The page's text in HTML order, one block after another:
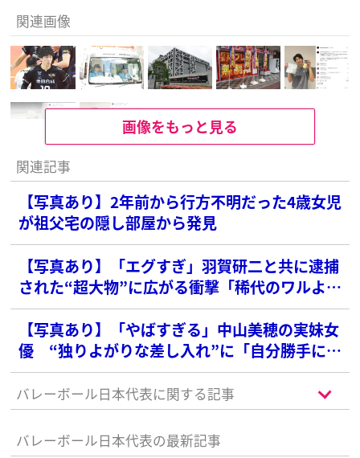
関連画像
画像をもっと見る
関連記事
【写真あり】2年前から行方不明だった4歳女児
が祖父宅の隠し部屋から発見
【写真あり】「エグすぎ」羽賀研二と共に逮捕
された“超大物”に広がる衝撃「稀代のワルより
悪そう」
【写真あり】「やばすぎる」中山美穂の実妹女
優 “独りよがりな差し入れ”に「自分勝手にも
ほどがある」と批判の声
バレーボール日本代表に関する記事
バレーボール日本代表の最新記事